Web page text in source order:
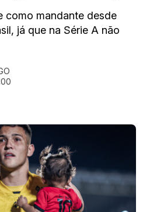
como mandante desde
já que na Série A não